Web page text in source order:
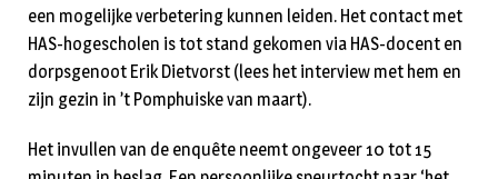
een mogelijke verbetering kunnen leiden. Het contact met
HAS-hogescholen is tot stand gekomen via HAS-docent en
dorpsgenoot Erik Dietvorst (lees het interview met hem en
zijn gezin in ’t Pomphuiske van maart).
Het invullen van de enquête neemt ongeveer 10 tot 15